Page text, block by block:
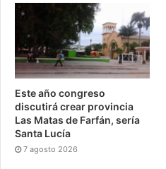
Este año congreso
discutirá crear provincia
Las Matas de Farfán, sería
Santa Lucía
7 agosto 2026